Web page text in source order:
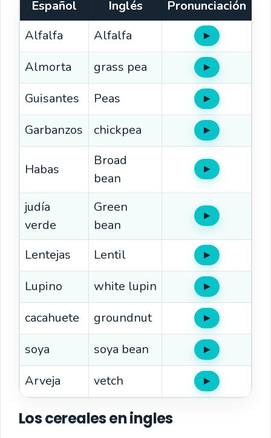
Español Inglés
Pronunciación
Alfalfa
Alfalfa ▶Oír
Almorta grass pea ▶Oír
Guisantes Peas ▶Oír
Garbanzos chickpea ▶Oír
Habas
Broad
bean
▶Oír
judía
verde
Green
bean
▶Oír
Lentejas Lentil ▶Oír
Lupino white lupin ▶Oír
cacahuete groundnut ▶Oír
soya soya bean ▶Oír
Arveja vetch ▶Oír
Los cereales en ingles